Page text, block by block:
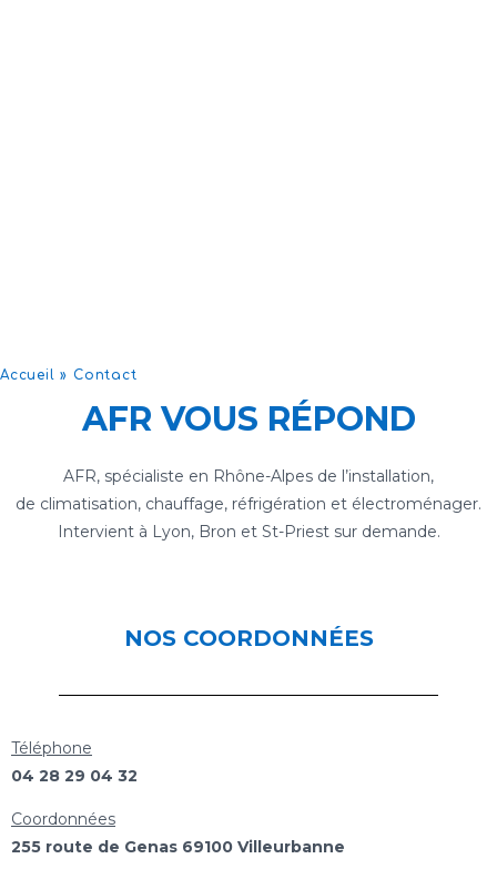
Accueil » Contact
AFR VOUS RÉPOND
AFR, spécialiste en Rhône-Alpes de l’installation,
de climatisation, chauffage, réfrigération et électroménager.
Intervient à Lyon, Bron et St-Priest sur demande.
NOS COORDONNÉES
Téléphone
04 28 29 04 32
Coordonnées
255 route de Genas 69100 Villeurbanne